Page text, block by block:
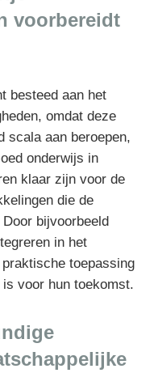
voorbereidt
besteed aan het
omdat deze
scala aan beroepen,
onderwijs in
klaar zijn voor de
die de
bijvoorbeeld
in het
toepassing
voor hun toekomst.